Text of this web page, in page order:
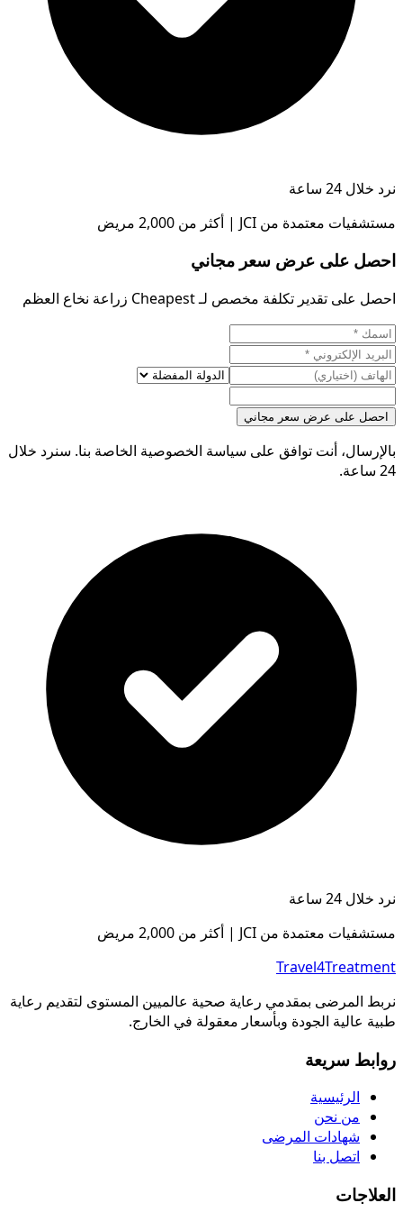
نرد خلال 24 ساعة
مستشفيات معتمدة من JCI | أكثر من 2,000 مريض
احصل على عرض سعر مجاني
احصل على تقدير تكلفة مخصص لـ Cheapest زراعة نخاع العظم
احصل على عرض سعر مجاني
بالإرسال، أنت توافق على سياسة الخصوصية الخاصة بنا. سنرد خلال
24 ساعة.
نرد خلال 24 ساعة
مستشفيات معتمدة من JCI | أكثر من 2,000 مريض
Travel4Treatment
نربط المرضى بمقدمي رعاية صحية عالميين المستوى لتقديم رعاية
طبية عالية الجودة وبأسعار معقولة في الخارج.
روابط سريعة
الرئيسية
من نحن
شهادات المرضى
اتصل بنا
العلاجات